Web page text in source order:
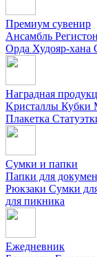
Премиум сувенир
Ансамбль Регистон
Орда Худояр-хана
Наградная
Kристаллы Кубки
Плакетка
Сумки и папки
Папки для
Рюкзаки Сумки
для пикника
Ежедневник